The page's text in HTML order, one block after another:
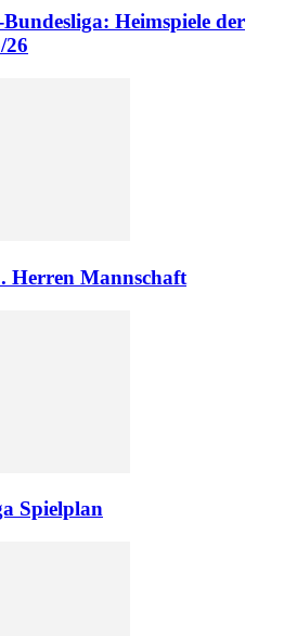
Heimspiele der
26
Herren Mannschaft
Spielplan